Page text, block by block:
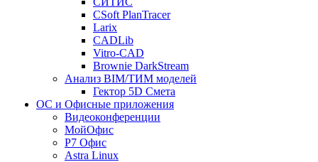
CSoft PlanTracer
Larix
CADLib
Vitro-CAD
Brownie DarkStream
Анализ BIM/ТИМ моделей
Гектор 5D Смета
ОС и Офисные приложения
Видеоконференции
МойОфис
P7 Офис
Astra Linux